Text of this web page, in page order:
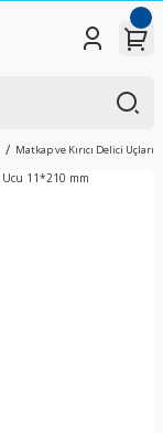
Matkap ve Kırıcı Delici Uçları